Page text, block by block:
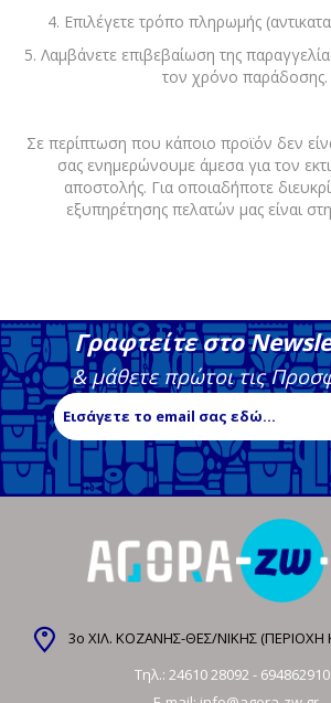
4. Επιλέγετε τρόπο πληρωμής
5. Λαμβάνετε επιβεβαίωση της
τον χρόνο παράδοσης.
Σε περίπτωση που κάποιο προϊόν δεν
σας ενημερώνουμε άμεσα για τον
αποστολής. Για οποιαδήποτε
εξυπηρέτησης πελατών μας είναι
Γραφτείτε στο
& μάθετε πρώτοι τις
3ο ΧΙΛ. ΚΟΖΑΝΗΣ-ΘΕΣ/ΝΙΚΗΣ
Τηλ.: 24610 28092-